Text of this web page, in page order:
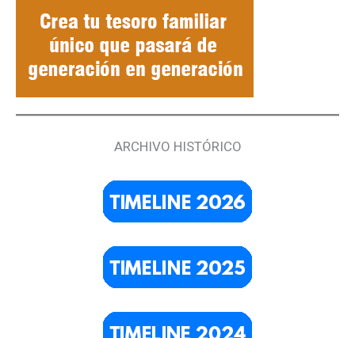
ARCHIVO HISTÓRICO